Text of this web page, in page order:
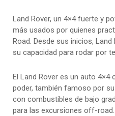
Land Rover, un 4×4 fuerte y
más usados por quienes
Road. Desde sus inicios,
su capacidad para rodar por
El Land Rover es un auto
poder, también famoso por
con combustibles de bajo
para las excursiones off-